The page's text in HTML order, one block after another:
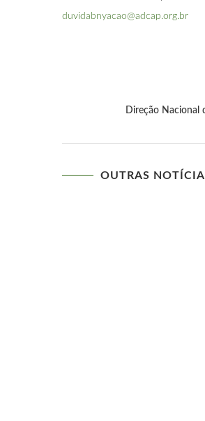
duvidabnyacao@adcap.org.br
Direção Nacional
OUTRAS